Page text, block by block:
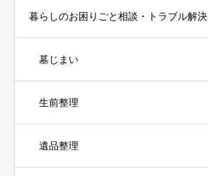
暮らしのお困りごと相談・トラブル解決
墓じまい
生前整理
遺品整理